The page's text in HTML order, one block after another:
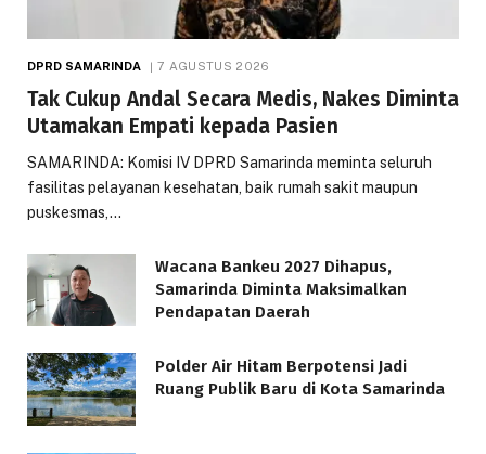
DPRD SAMARINDA 7 AGUSTUS 2026
Tak Cukup Andal Secara Medis, Nakes Diminta
Utamakan Empati kepada Pasien
SAMARINDA: Komisi IV DPRD Samarinda meminta seluruh
fasilitas pelayanan kesehatan, baik rumah sakit maupun
puskesmas,…
Wacana Bankeu 2027 Dihapus,
Samarinda Diminta Maksimalkan
Pendapatan Daerah
Polder Air Hitam Berpotensi Jadi
Ruang Publik Baru di Kota Samarinda